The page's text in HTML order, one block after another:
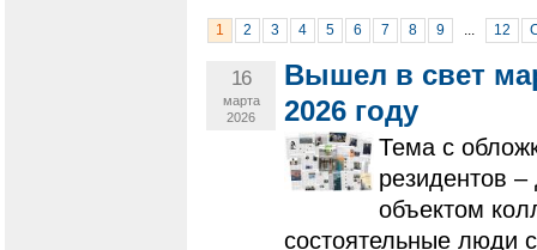
1 2 3 4 5 6 7 8 9 12
16
марта
2026
Вышел в свет
2026 году
Тема с
резидентов
объектом
состоятельные люди